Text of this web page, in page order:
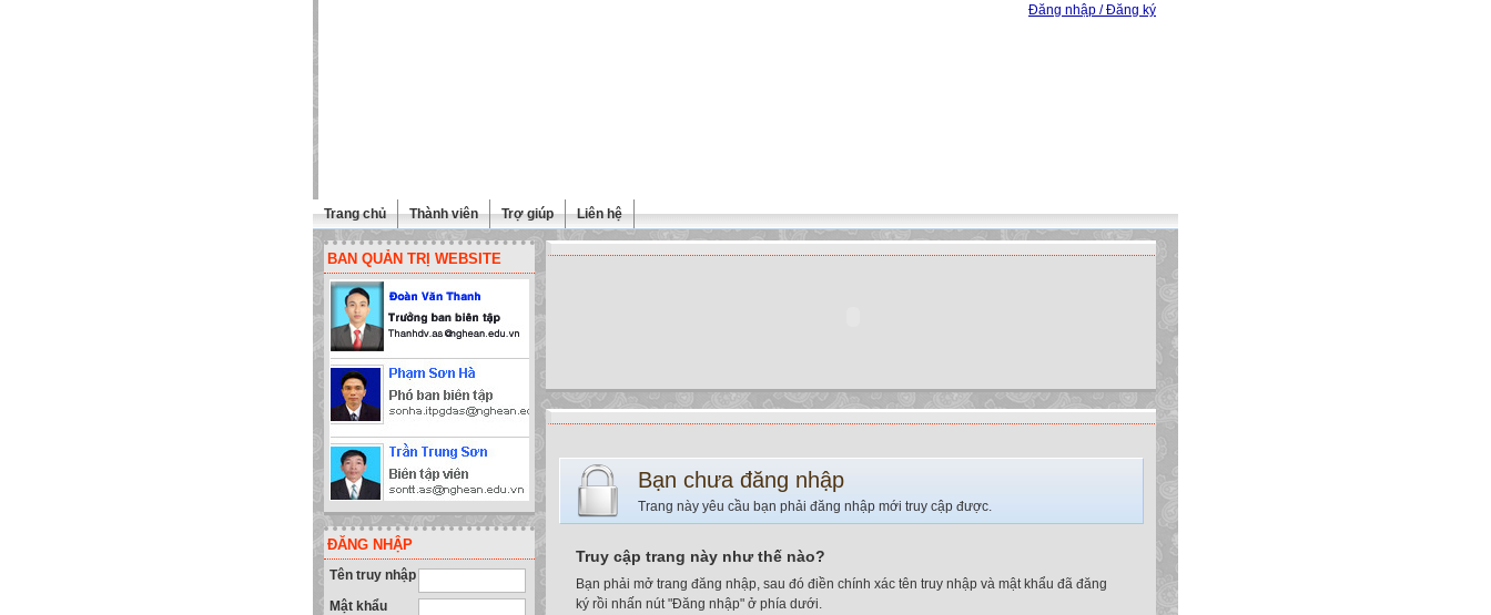
Đăng nhập / Đăng ký
Trang chủ Thành viên Trợ giúp Liên hệ
BAN QUẢN TRỊ WEBSITE
ĐĂNG NHẬP
Tên truy nhập
Mật khẩu
Bạn chưa đăng nhập
Trang này yêu cầu bạn phải đăng nhập mới truy cập được.
Truy cập trang này như thế nào?
Bạn phải mở trang đăng nhập, sau đó điền chính xác tên truy nhập và mật khẩu đã đăng
ký rồi nhấn nút "Đăng nhập" ở phía dưới.